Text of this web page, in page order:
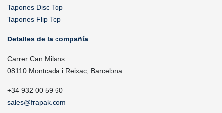
Tapones Disc Top
Tapones Flip Top
Detalles de la compañía
Carrer Can Milans
08110 Montcada i Reixac, Barcelona
+34 932 00 59 60
sales@frapak.com